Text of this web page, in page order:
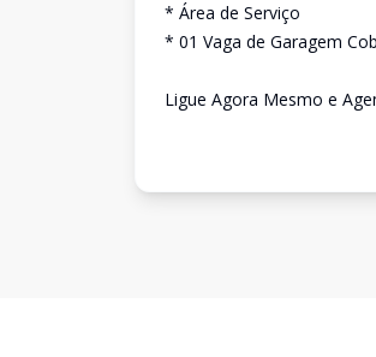
* Área de Serviço
* 01 Vaga de Garagem
Ligue Agora Mesmo e